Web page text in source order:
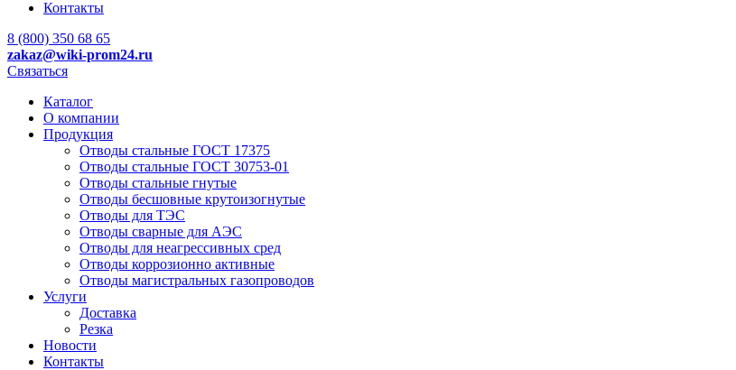
Контакты
8 (800) 350 68 65
zakaz@wiki-prom24.ru
Связаться
Каталог
О компании
Продукция
Отводы стальные ГОСТ 17375
Отводы стальные ГОСТ 30753-01
Отводы стальные гнутые
Отводы бесшовные крутоизогнутые
Отводы для ТЭС
Отводы сварные для АЭС
Отводы для неагрессивных сред
Отводы коррозионно активные
Отводы магистральных газопроводов
Услуги
Доставка
Резка
Новости
Контакты